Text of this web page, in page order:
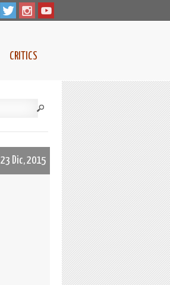
CRITICS
23 Dic, 2015